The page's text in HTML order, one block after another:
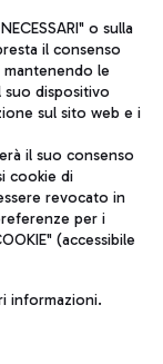
l'aeroporto
in aeroporto
direzione e
13032990155 P.
Fiumicino (RM)
o sulla
il consenso
le
suo dispositivo
sul sito web e i
il suo consenso
cookie di
revocato in
per i
(accessibile
informazioni.